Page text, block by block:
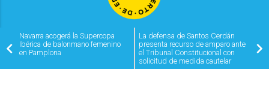
Navarra acogerá la Supercopa
Ibérica de balonmano femenino
en Pamplona
La defensa de Santos Cerdán
presenta recurso de amparo ante
el Tribunal Constitucional con
solicitud de medida cautelar